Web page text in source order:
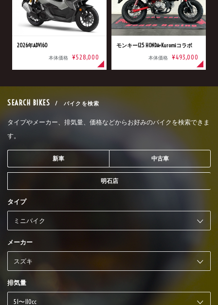
2026年ADV160
本体価格 ¥528,000
モンキー125 HONDA×Kuromiコラボ
本体価格 ¥493,000
SEARCH BIKES / バイクを検索
タイプやメーカー、排気量、価格などからお好みのバイクを検索できま
す。
新車 中古車
明石店
タイプ
メーカー
排気量